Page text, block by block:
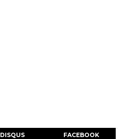
DISQUS FACEBOOK